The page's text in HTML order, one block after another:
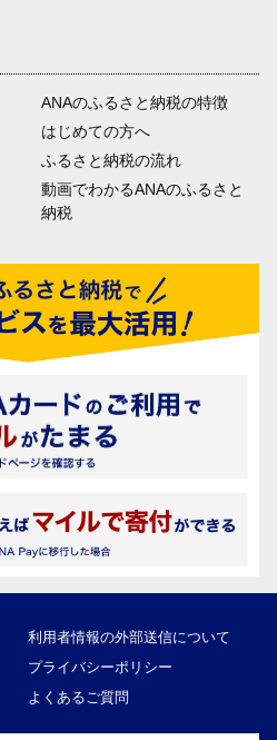
ANAのふるさと納税の特徴
はじめての方へ
ふるさと納税の流れ
動画でわかるANAのふるさと
納税
利用者情報の外部送信について
プライバシーポリシー
よくあるご質問